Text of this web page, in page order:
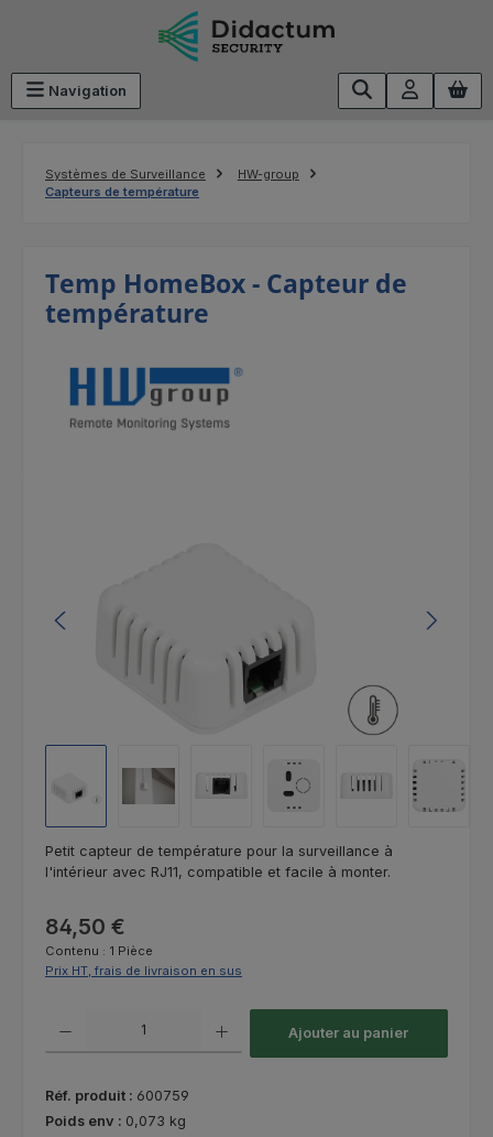
Passer au contenu principal
Navigation
Systèmes de Surveillance
HW-group
Capteurs de température
Temp HomeBox - Capteur de
température
Petit capteur de température pour la surveillance à
l'intérieur avec RJ11, compatible et facile à monter.
Prix régulier :
84,50 €
Contenu : 1 Pièce
Prix HT, frais de livraison en sus
Ajouter au panier
Réf. produit : 600759
Poids env : 0,073 kg